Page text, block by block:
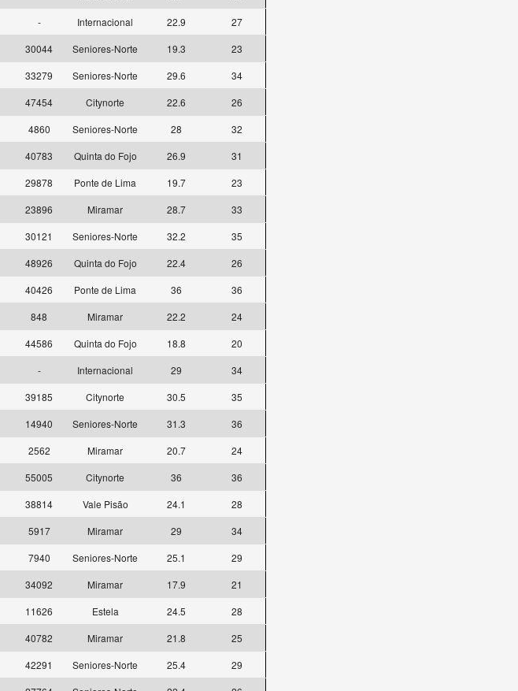
- Internacional 22.9
27
30044 Seniores-Norte 19.3
23
33279 Seniores-Norte 29.6
34
47454 Citynorte 22.6
26
4860 Seniores-Norte 28
32
40783 Quinta do Fojo 26.9
31
29878 Ponte de Lima 19.7
23
23896 Miramar 28.7
33
30121 Seniores-Norte 32.2
35
48926 Quinta do Fojo 22.4
26
40426 Ponte de Lima 36
36
848 Miramar 22.2
24
44586 Quinta do Fojo 18.8
20
- Internacional 29
34
39185 Citynorte 30.5
35
14940 Seniores-Norte 31.3
36
2562 Miramar 20.7
24
55005 Citynorte 36
36
38814 Vale Pisão 24.1
28
5917 Miramar 29
34
7940 Seniores-Norte 25.1
29
34092 Miramar 17.9
21
11626 Estela 24.5
28
40782 Miramar 21.8
25
42291 Seniores-Norte 25.4
29